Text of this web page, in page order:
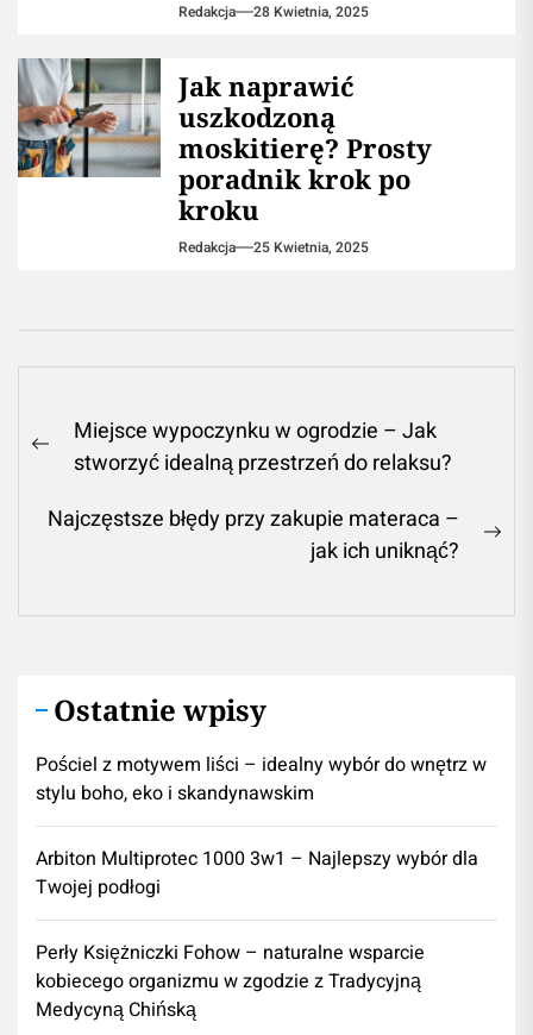
Redakcja 28 Kwietnia, 2025
Jak naprawić
uszkodzoną
moskitierę? Prosty
poradnik krok po
kroku
Redakcja 25 Kwietnia, 2025
Nawigacja
wpisu
Previous
Miejsce wypoczynku w ogrodzie – Jak
stworzyć idealną przestrzeń do relaksu?
Najczęstsze błędy przy zakupie materaca –
jak ich uniknąć?
Ostatnie wpisy
Pościel z motywem liści – idealny wybór do wnętrz w
stylu boho, eko i skandynawskim
Arbiton Multiprotec 1000 3w1 – Najlepszy wybór dla
Twojej podłogi
Perły Księżniczki Fohow – naturalne wsparcie
kobiecego organizmu w zgodzie z Tradycyjną
Medycyną Chińską